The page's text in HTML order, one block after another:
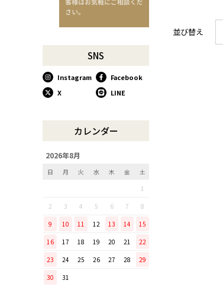
お祝い事に欠かせない「ミニ
使い込んで育てる道具、卵焼
き鍋
リンゴのための魅せるナイフ
『pomme』
「毎日納豆を食べていま
てほしい山只華陶苑の納豆鉢
調理から盛り付けまでこなす
「寿 菜箸」は、とても優秀
作所のペティナイフ「ゆり
ミニパンのお手入れ方法
ミニパン（大）で料理を楽し
SNS
Instagram
Facebook
X
LINE
カレンダー
2026年8月
日 月 火 水 木 金
土
1
2
3 4 5 6 7
8
9
10 11 12 13 14
15
16
17 18 19 20 21
22
23
24 25 26 27 28
29
30
31
並び替え